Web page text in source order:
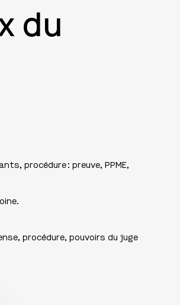
du
procédure : preuve, PPME,
procédure, pouvoirs du juge